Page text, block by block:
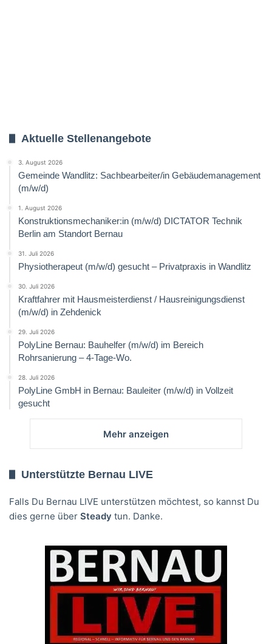
Aktuelle Stellenangebote
3. August 2026
Gemeinde Wandlitz: Sachbearbeiter/in Gebäudemanagement
(m/w/d)
1. August 2026
Konstruktionsmechaniker:in (m/w/d) DICTATOR Technik
Berlin am Standort Bernau
31. Juli 2026
Physiotherapeut (m/w/d) gesucht – Privatpraxis in Wandlitz
30. Juli 2026
Kraftfahrer mit Hausmeisterdienst / Hausreinigungsdienst
(m/w/d) in Zehdenick
29. Juli 2026
PolyLine Bernau: Bauhelfer (m/w/d) im Bereich
Rohrsanierung – 4-Tage-Wo.
28. Juli 2026
PolyLine GmbH in Bernau: Bauleiter (m/w/d) in Vollzeit
gesucht
Mehr anzeigen
Unterstützte Bernau LIVE
Falls Du Bernau LIVE unterstützen möchtest, so kannst Du
dies gerne über Steady tun. Danke.